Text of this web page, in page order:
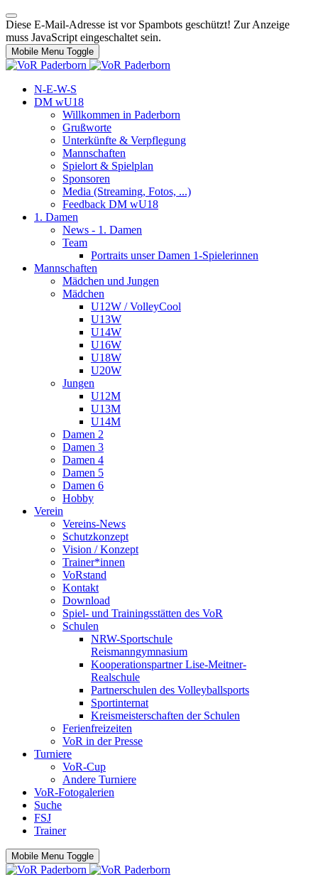
Diese E-Mail-Adresse ist vor Spambots geschützt! Zur Anzeige
muss JavaScript eingeschaltet sein.
Mobile Menu Toggle
N-E-W-S
DM wU18
Willkommen in Paderborn
Grußworte
Unterkünfte & Verpflegung
Mannschaften
Spielort & Spielplan
Sponsoren
Media (Streaming, Fotos, ...)
Feedback DM wU18
1. Damen
News - 1. Damen
Team
Portraits unser Damen 1-Spielerinnen
Mannschaften
Mädchen und Jungen
Mädchen
U12W / VolleyCool
U13W
U14W
U16W
U18W
U20W
Jungen
U12M
U13M
U14M
Damen 2
Damen 3
Damen 4
Damen 5
Damen 6
Hobby
Verein
Vereins-News
Schutzkonzept
Vision / Konzept
Trainer*innen
VoRstand
Kontakt
Download
Spiel- und Trainingsstätten des VoR
Schulen
NRW-Sportschule
Reismanngymnasium
Kooperationspartner Lise-Meitner-
Realschule
Partnerschulen des Volleyballsports
Sportinternat
Kreismeisterschaften der Schulen
Ferienfreizeiten
VoR in der Presse
Turniere
VoR-Cup
Andere Turniere
VoR-Fotogalerien
Suche
FSJ
Trainer
Mobile Menu Toggle